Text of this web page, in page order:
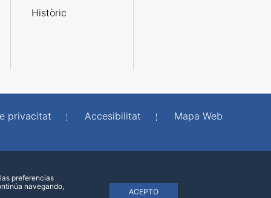
Històric
privacitat Accesibilitat
Mapa Web
preferencias
navegando,
ACEPTO